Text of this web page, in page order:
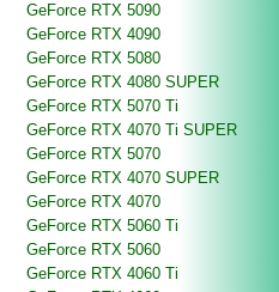
GeForce RTX 5090
GeForce RTX 4090
GeForce RTX 5080
GeForce RTX 4080 SUPER
GeForce RTX 5070 Ti
GeForce RTX 4070 Ti SUPER
GeForce RTX 5070
GeForce RTX 4070 SUPER
GeForce RTX 4070
GeForce RTX 5060 Ti
GeForce RTX 5060
GeForce RTX 4060 Ti